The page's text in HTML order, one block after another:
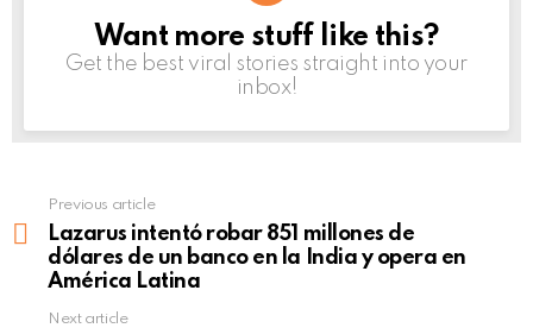
NEWSLETTER
Want more stuff like this?
Get the best viral stories straight into your
inbox!
more
Previous article
Lazarus intentó robar 851 millones de
dólares de un banco en la India y opera en
América Latina
Next article